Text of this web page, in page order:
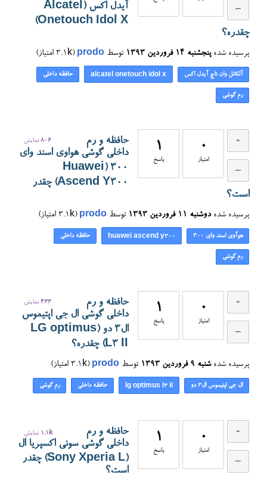
آیدل اکس (Alcatel
Onetouch Idol X)
چقدره؟
پرسیده شده پنجشنبه ۱۴ فروردین ۱۳۹۳ توسط prodo
(
3.1k امتیاز)
آلکاتل وان تاچ آیدل اکس alcatel onetouch idol x حافظه داخلی
رم گوشی
0
امتیاز
1
پاسخ
806 نمایش
حافظه و رم
داخلی گوشی هواوی اسند وای
۳۰۰ (Huawei
Ascend Y300) چقدر
است؟
پرسیده شده دوشنبه ۱۱ فروردین ۱۳۹۳ توسط prodo
(
3.1k امتیاز)
هوآوی اسند وای ۳۰۰ huawei ascend y300 حافظه داخلی
رم گوشی
0
امتیاز
1
پاسخ
433 نمایش
حافظه و رم
داخلی گوشی ال جی اپتیموس
ال۳ دو (LG optimus
L3 II) چقدره؟
پرسیده شده شنبه ۹ فروردین ۱۳۹۳ توسط prodo
(
3.1k امتیاز)
ال جی اپتیموس ال۳ دو lg optimus l3 ii حافظه داخلی رم گوشی
0
امتیاز
1
پاسخ
1.1k نمایش
حافظه و رم
داخلی گوشی سونی اکسپریا ال
(Sony Xperia L) چقدر
است؟